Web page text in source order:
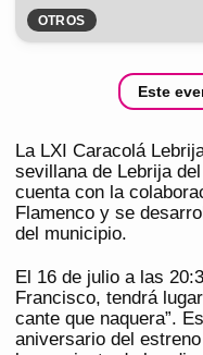
OTROS
Este
La LXI Caracolá
sevillana de Lebrija
cuenta con la
Flamenco y se
del municipio.
El 16 de julio a las
Francisco, tendrá
cante que naquera”.
aniversario del